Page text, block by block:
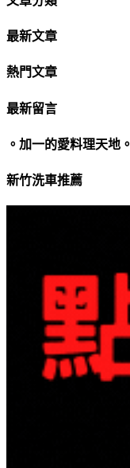
最新文章
熱門文章
最新留言
。加一的愛料理天地。
新竹洗車推薦